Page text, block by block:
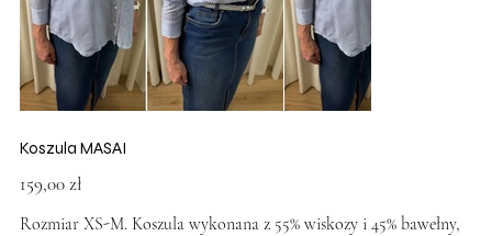
Koszula MASAI
159,00 zł
Rozmiar XS-M. Koszula wykonana z 55% wiskozy i 45% bawełny,